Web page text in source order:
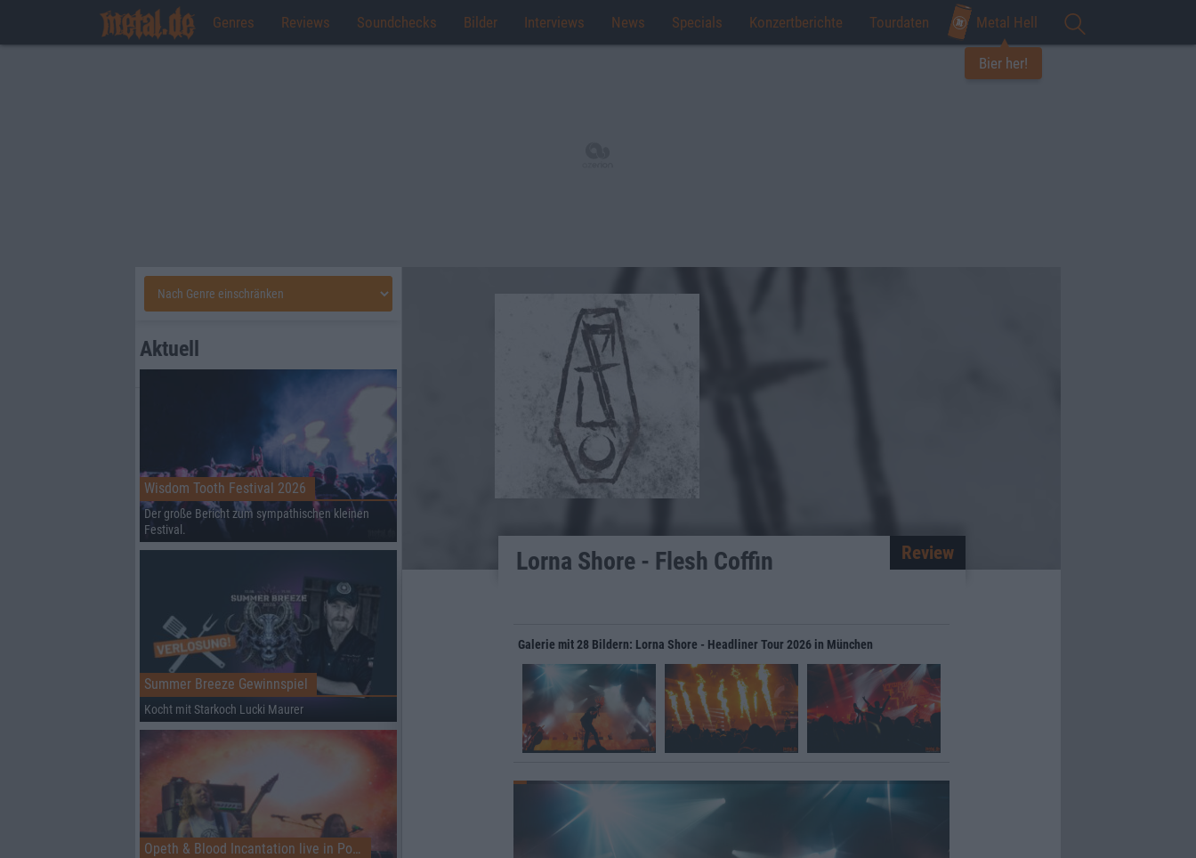
Genres Reviews Soundchecks Bilder Interviews News Specials Konzertberichte Tourdaten Metal Hell
Bier her!
Lorna Shore - Flesh Coffin Review
Galerie mit 28 Bildern: Lorna Shore - Headliner Tour 2026 in München
Aktuell
Wisdom Tooth Festival 2026
Der große Bericht zum sympathischen kleinen
Festival.
Summer Breeze Gewinnspiel
Kocht mit Starkoch Lucki Maurer
Opeth & Blood Incantation live in Pompeji